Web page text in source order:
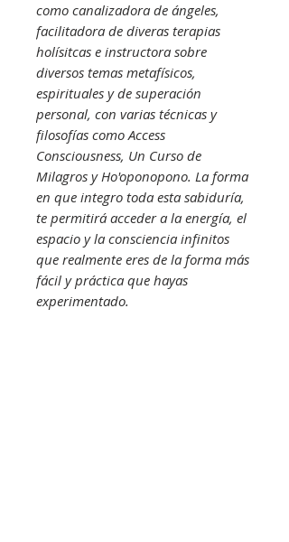
como canalizadora de ángeles,
facilitadora de diveras terapias
holísitcas e instructora sobre
diversos temas metafísicos,
espirituales y de superación
personal, con varias técnicas y
filosofías como Access
Consciousness, Un Curso de
Milagros y Ho'oponopono. La forma
en que integro toda esta sabiduría,
te permitirá acceder a la energía, el
espacio y la consciencia infinitos
que realmente eres de la forma más
fácil y práctica que hayas
experimentado.